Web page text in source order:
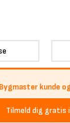
kunde
Tilmeld dig gratis